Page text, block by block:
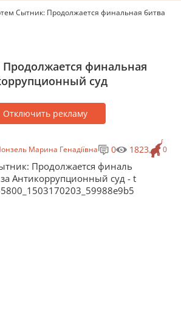
Сытник: Продолжается финальная битва
финальная
суд
Отключить рекламу
Марина Генадіївна 0
0 1823